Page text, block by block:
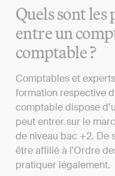
Quels sont
entre un
comptable ?
Comptables et
formation respective
comptable dispose
peut entrer sur le
de niveau bac +2. De
être affilié à l'Ordre
pratiquer légalement.